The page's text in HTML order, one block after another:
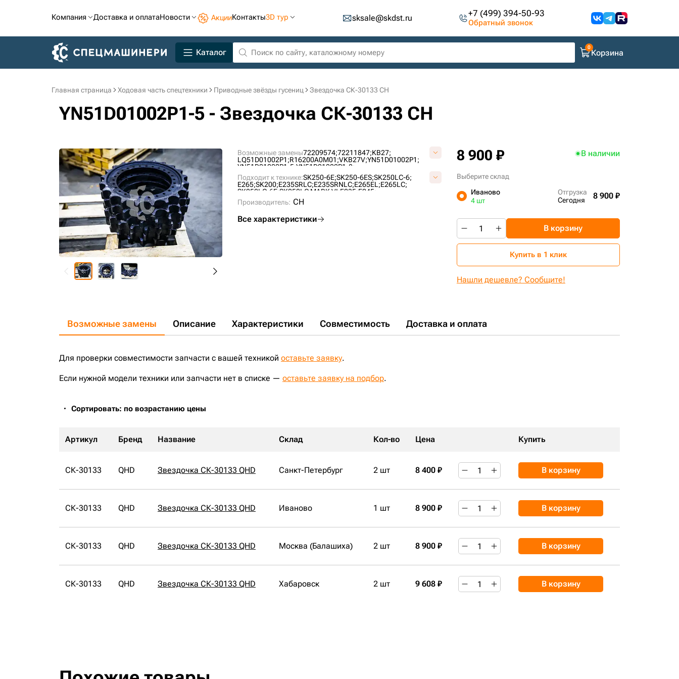
Компания Доставка и оплатаНовости АкцииКонтакты3D тур sksale@skdst.ru +7 (499) 394-50-93
Обратный звонок
Каталог Корзина
Главная страница Ходовая часть спецтехники Приводные звёзды гусениц Звездочка СК-30133 CH
YN51D01002P1-5 - Звездочка СК-30133 CH
Возможные замены72209574;72211847;KB27;
LQ51D01002P1;R16200A0M01;VKB27V;YN51D01002P1;
YN51D01002P1-5;YN51D01002P1-8;
Подходит к технике:SK250-6E;SK250-6ES;SK250LC-6;
E265;SK200;E235SRLC;E235SRNLC;E265EL;E265LC;
SK250LC-6E;SK250LC MARK VI;E235;E245;
Производитель: CH
Все характеристики
8 900 ₽ В наличии
Выберите склад
Иваново
4 шт
Отгрузка
Сегодня
8 900 ₽
В корзину
Купить в 1 клик
Нашли дешевле? Сообщите!
Возможные замены Описание Характеристики Совместимость Доставка и оплата
Для проверки совместимости запчасти с вашей техникой оставьте заявку.
Если нужной модели техники или запчасти нет в списке — оставьте заявку на подбор.
Сортировать: по возрастанию цены
Артикул Бренд Название Склад Кол-во Цена Купить
СК-30133 QHD Звездочка СК-30133 QHD Санкт-Петербург 2 шт 8 400 ₽ В корзину
СК-30133 QHD Звездочка СК-30133 QHD Иваново 1 шт 8 900 ₽ В корзину
СК-30133 QHD Звездочка СК-30133 QHD Москва (Балашиха) 2 шт 8 900 ₽ В корзину
СК-30133 QHD Звездочка СК-30133 QHD Хабаровск 2 шт 9 608 ₽ В корзину